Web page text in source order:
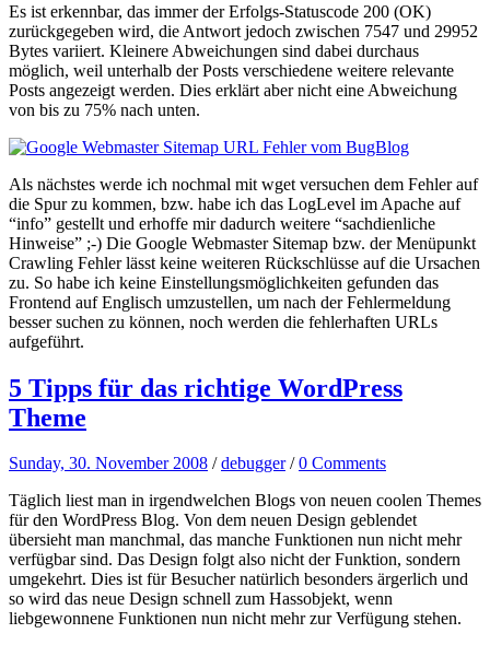
Es ist erkennbar, das immer der Erfolgs-Statuscode 200 (OK)
zurückgegeben wird, die Antwort jedoch zwischen 7547 und 29952
Bytes variiert. Kleinere Abweichungen sind dabei durchaus
möglich, weil unterhalb der Posts verschiedene weitere relevante
Posts angezeigt werden. Dies erklärt aber nicht eine Abweichung
von bis zu 75% nach unten.
Als nächstes werde ich nochmal mit wget versuchen dem Fehler auf
die Spur zu kommen, bzw. habe ich das LogLevel im Apache auf
“info” gestellt und erhoffe mir dadurch weitere “sachdienliche
Hinweise” ;-) Die Google Webmaster Sitemap bzw. der Menüpunkt
Crawling Fehler lässt keine weiteren Rückschlüsse auf die Ursachen
zu. So habe ich keine Einstellungsmöglichkeiten gefunden das
Frontend auf Englisch umzustellen, um nach der Fehlermeldung
besser suchen zu können, noch werden die fehlerhaften URLs
aufgeführt.
5 Tipps für das richtige WordPress
Theme
Sunday, 30. November 2008 /debugger /0 Comments
Täglich liest man in irgendwelchen Blogs von neuen coolen Themes
für den WordPress Blog. Von dem neuen Design geblendet
übersieht man manchmal, das manche Funktionen nun nicht mehr
verfügbar sind. Das Design folgt also nicht der Funktion, sondern
umgekehrt. Dies ist für Besucher natürlich besonders ärgerlich und
so wird das neue Design schnell zum Hassobjekt, wenn
liebgewonnene Funktionen nun nicht mehr zur Verfügung stehen.